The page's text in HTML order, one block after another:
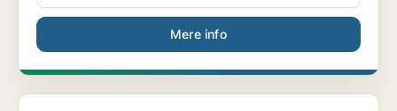
Mere info
Vikarstilling: Vikarer til døgninstitution i Karls...